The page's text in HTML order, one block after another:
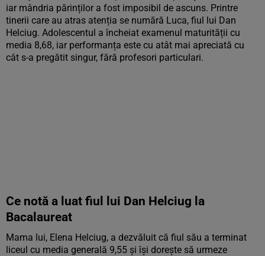
iar mândria părinților a fost imposibil de ascuns. Printre
tinerii care au atras atenția se numără Luca, fiul lui Dan
Helciug. Adolescentul a încheiat examenul maturității cu
media 8,68, iar performanța este cu atât mai apreciată cu
cât s-a pregătit singur, fără profesori particulari.
Ce notă a luat fiul lui Dan Helciug la
Bacalaureat
Mama lui, Elena Helciug, a dezvăluit că fiul său a terminat
liceul cu media generală 9,55 și își dorește să urmeze